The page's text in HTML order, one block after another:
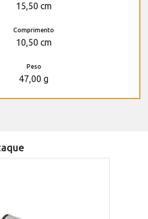
15,50 cm
Comprimento
10,50 cm
Peso
47,00 g